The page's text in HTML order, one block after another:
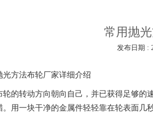
常用抛
发布日期 :
方法布轮厂家详细介绍
转动方向朝向自己，并已获得足够的
。用一块干净的金属件轻轻靠在轮表面几